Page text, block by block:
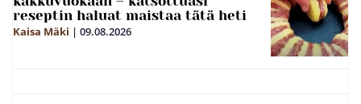
reseptin haluat maistaa tätä heti
Kaisa Mäki | 09.08.2026